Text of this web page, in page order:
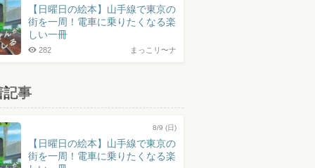
【日曜日の絵本】山手線で東京の
街を一周！電車に乗りたくなる楽
しい一冊
まっこリ〜ナ
282
記事
8/9 (日)
【日曜日の絵本】山手線で東京の
街を一周！電車に乗りたくなる楽